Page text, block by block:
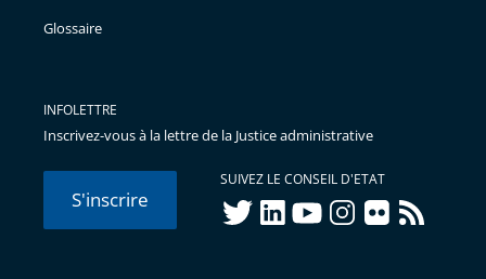
Glossaire
INFOLETTRE
Inscrivez-vous à la lettre de la Justice administrative
S'inscrire
SUIVEZ LE CONSEIL D'ETAT
twitterlinkedInyoutubeinstagram
flickr rss